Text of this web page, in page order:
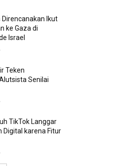
Direncanakan Ikut
ke Gaza di
Israel
Teken
Senilai
TikTok Langgar
Digital karena Fitur